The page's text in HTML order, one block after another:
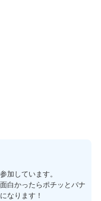
加しています。
白かったらポチッとバナ
なります！